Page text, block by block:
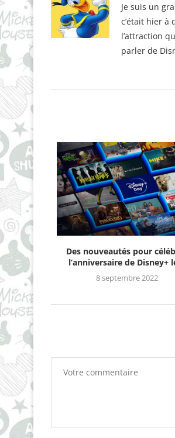
Je suis un
c’était hier à
l’attraction
parler de
Des nouveautés pour
l’anniversaire de Disney+
8 septembre 2022